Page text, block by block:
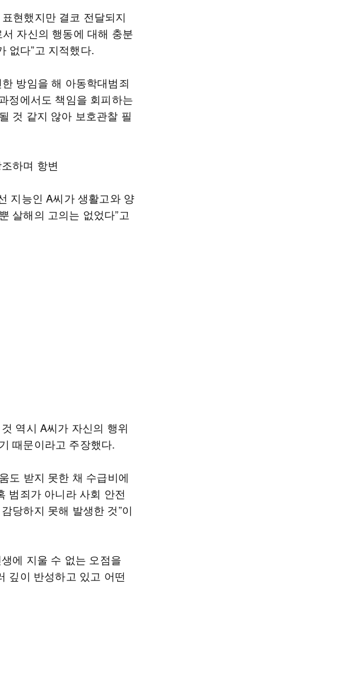
현했지만 결코 전달되지
자신의 행동에 대해 충분
없다”고 지적했다.
방임을 해 아동학대범죄
정에서도 책임을 회피하는
것 같지 않아 보호관찰 필
하며 항변
지능인 A씨가 생활고와 양
살해의 고의는 없었다”고
역시 A씨가 자신의 행위
때문이라고 주장했다.
도 받지 못한 채 수급비에
범죄가 아니라 사회 안전
당하지 못해 발생한 것”이
에 지울 수 없는 오점을
깊이 반성하고 있고 어떤